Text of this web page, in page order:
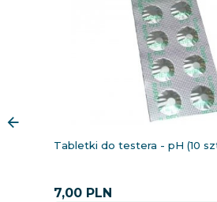
Tabletki do testera - pH (10
7,00 PLN